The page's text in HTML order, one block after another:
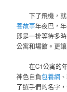
下了飛機，
養故事年夜巴，
即是一排等待多
公寓和場館。更
在C1公寓的
神色自負包養網
了選手們的名字